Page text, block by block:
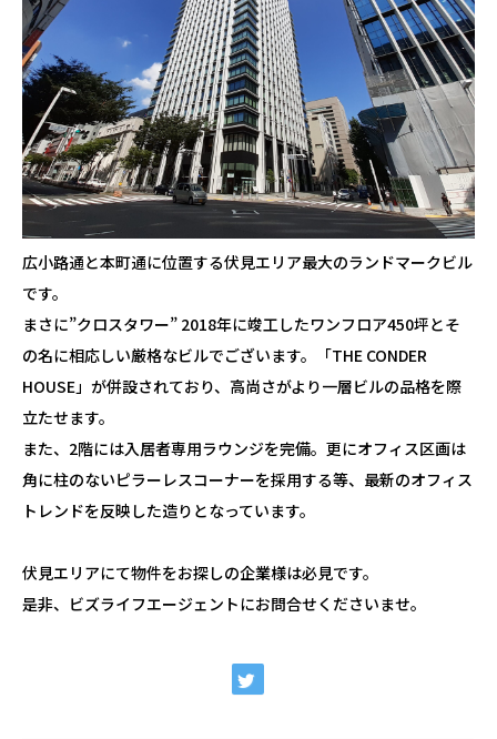
広小路通と本町通に位置する伏見エリア最大のランドマークビル
です。
まさに”クロスタワー” 2018年に竣工したワンフロア450坪とそ
の名に相応しい厳格なビルでございます。「THE CONDER
HOUSE」が併設されており、高尚さがより一層ビルの品格を際
立たせます。
また、2階には入居者専用ラウンジを完備。更にオフィス区画は
角に柱のないピラーレスコーナーを採用する等、最新のオフィス
トレンドを反映した造りとなっています。
伏見エリアにて物件をお探しの企業様は必見です。
是非、ビズライフエージェントにお問合せくださいませ。